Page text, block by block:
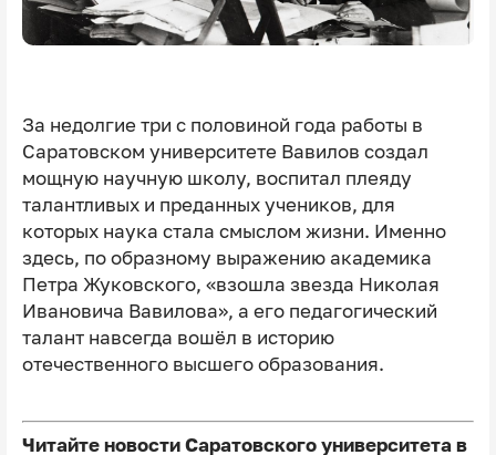
За недолгие три с половиной года работы в
Саратовском университете Вавилов создал
мощную научную школу, воспитал плеяду
талантливых и преданных учеников, для
которых наука стала смыслом жизни. Именно
здесь, по образному выражению академика
Петра Жуковского, «взошла звезда Николая
Ивановича Вавилова», а его педагогический
талант навсегда вошёл в историю
отечественного высшего образования.
Читайте новости Саратовского университета в